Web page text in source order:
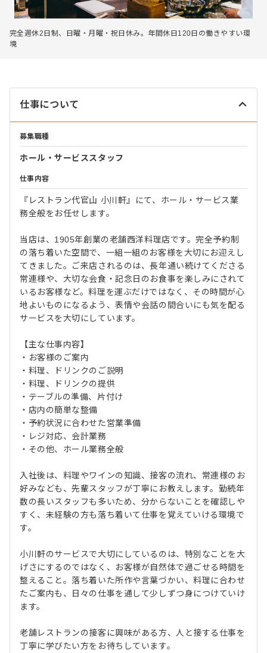
完全週休2日制、日曜・月曜・祝日休み。年間休日120日の働きやすい環
境
仕事について
募集職種
ホール・サービススタッフ
仕事内容
『レストラン代官山 小川軒』にて、ホール・サービス業
務全般をお任せします。
当店は、1905年創業の老舗西洋料理店です。完全予約制
の落ち着いた空間で、一組一組のお客様を大切にお迎えし
てきました。ご来店されるのは、長年通い続けてくださる
常連様や、大切な会食・記念日のお食事を楽しみにされて
いるお客様など。料理を運ぶだけではなく、その時間が心
地よいものになるよう、表情や会話の間合いにも気を配る
サービスを大切にしています。
【主な仕事内容】
・お客様のご案内
・料理、ドリンクのご説明
・料理、ドリンクの提供
・テーブルの準備、片付け
・店内の簡単な整備
・予約状況に合わせた営業準備
・レジ対応、会計業務
・その他、ホール業務全般
入社後は、料理やワインの知識、接客の流れ、常連様のお
好みなども、先輩スタッフが丁寧にお教えします。勤続年
数の長いスタッフも多いため、分からないことを確認しや
すく、未経験の方も落ち着いて仕事を覚えていける環境で
す。
小川軒のサービスで大切にしているのは、特別なことを大
げさにするのではなく、お客様が自然体で過ごせる時間を
整えること。落ち着いた所作や言葉づかい、料理に合わせ
たご案内も、日々の仕事を通して少しずつ身につけていけ
ます。
老舗レストランの接客に興味がある方、人と接する仕事を
丁寧に学びたい方をお待ちしています。